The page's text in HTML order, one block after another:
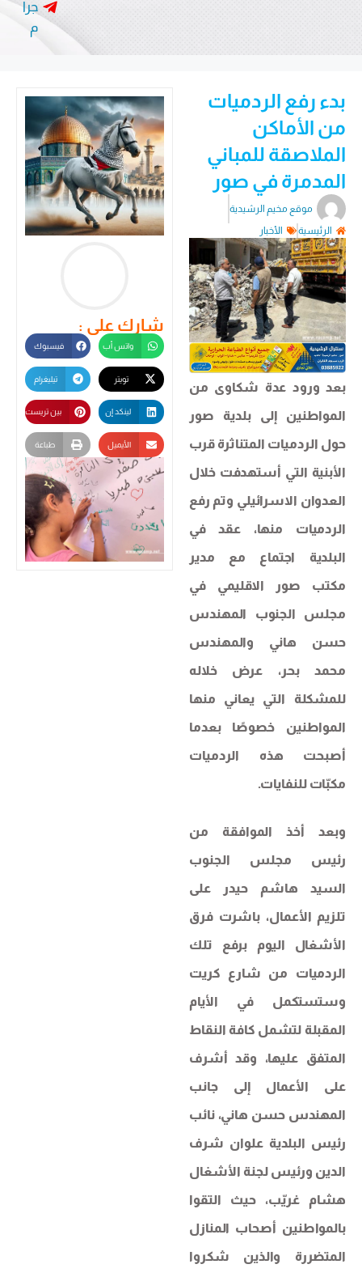
جرا
م
بدء رفع الردميات
من الأماكن
الملاصقة للمباني
المدمرة في صور
موقع مخيم الرشيدية
الرئيسية
الأخبار
بعد ورود عدة شكاوى من
المواطنين إلى بلدية صور
حول الردميات المتناثرة قرب
الأبنية التي أستهدفت خلال
العدوان الاسرائيلي وتم رفع
الردميات منها، عقد في
البلدية اجتماع مع مدير
مكتب صور الاقليمي في
مجلس الجنوب المهندس
حسن هاني والمهندس
محمد بحر، عرض خلاله
للمشكلة التي يعاني منها
المواطنين خصوصًا بعدما
أصبحت هذه الردميات
مكبّات للنفايات.
وبعد أخذ الموافقة من
رئيس مجلس الجنوب
السيد هاشم حيدر على
تلزيم الأعمال، باشرت فرق
الأشغال اليوم برفع تلك
الردميات من شارع كريت
وستستكمل في الأيام
المقبلة لتشمل كافة النقاط
المتفق عليها، وقد أشرف
على الأعمال إلى جانب
المهندس حسن هاني، نائب
رئيس البلدية علوان شرف
الدين ورئيس لجنة الأشغال
هشام غريّب، حيث التقوا
بالمواطنين أصحاب المنازل
المتضررة والذين شكروا
شارك على :
واتس أب فيسبوك
تيليغرام
لينكد إن بين تريست
الأيميل طباعة